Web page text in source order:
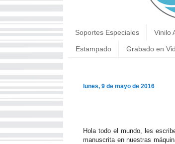
Soportes Especiales Vinilo
Estampado Grabado en
lunes, 9 de mayo de 2016
Hola todo el mundo, les
manuscrita en nuestras